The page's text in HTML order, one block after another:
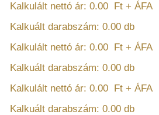
Kalkulált nettó ár: 0.00 Ft + ÁFA
Kalkuált darabszám: 0.00 db
Kalkulált nettó ár: 0.00 Ft + ÁFA
Kalkuált darabszám: 0.00 db
Kalkulált nettó ár: 0.00 Ft + ÁFA
Kalkuált darabszám: 0.00 db